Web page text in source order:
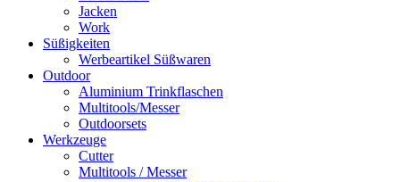
Jacken
Work
Süßigkeiten
Werbeartikel Süßwaren
Outdoor
Aluminium Trinkflaschen
Multitools/Messer
Outdoorsets
Werkzeuge
Cutter
Multitools / Messer